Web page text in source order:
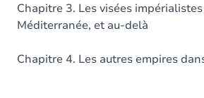
Chapitre 3. Les visées
Méditerranée, et au-delà
Chapitre 4. Les autres empires